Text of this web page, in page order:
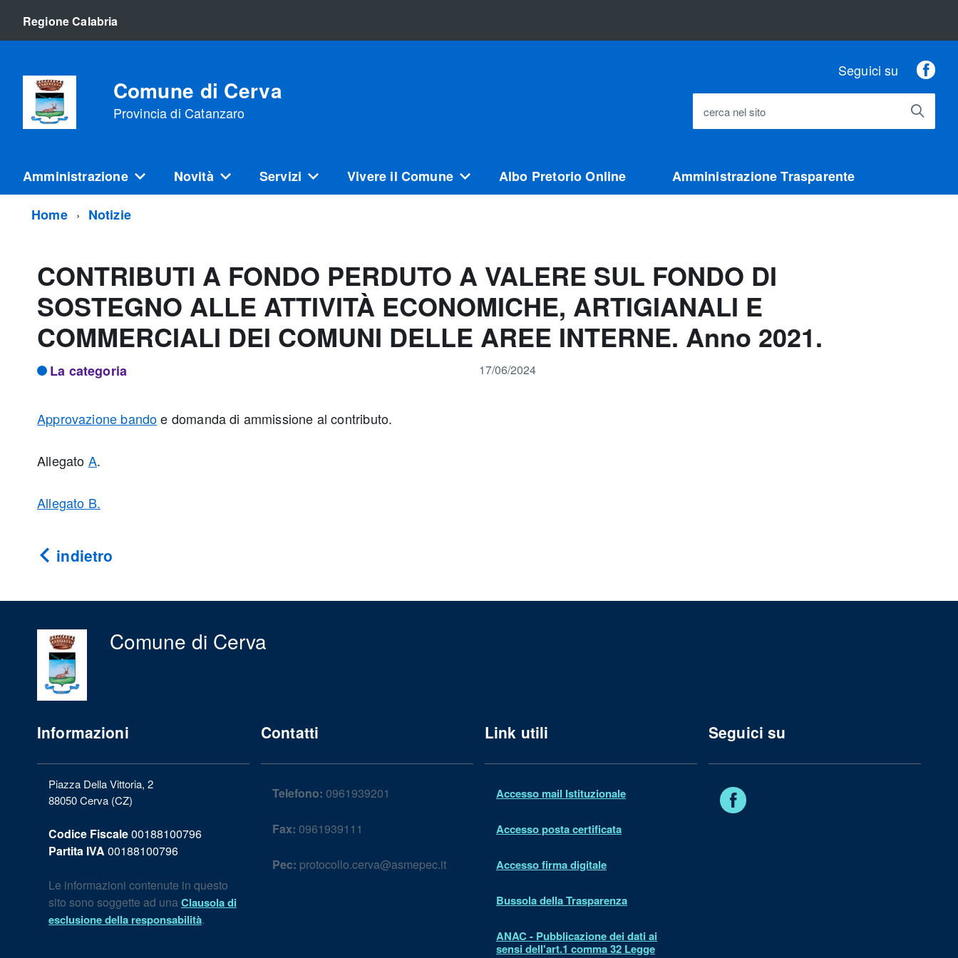
Regione Calabria
Comune di Cerva
Provincia di Catanzaro
Seguici su
cerca nel sito
Amministrazione Novità Servizi Vivere il Comune Albo Pretorio Online Amministrazione Trasparente
Home Notizie
CONTRIBUTI A FONDO PERDUTO A VALERE SUL FONDO DI
SOSTEGNO ALLE ATTIVITÀ ECONOMICHE, ARTIGIANALI E
COMMERCIALI DEI COMUNI DELLE AREE INTERNE. Anno 2021.
La categoria 17/06/2024
Approvazione bandoe domanda di ammissione al contributo.
Allegato A.
Allegato B.
indietro
Comune di Cerva
Informazioni
Piazza Della Vittoria, 2
88050 Cerva (CZ)
Codice Fiscale00188100796
Partita IVA 00188100796
Le informazioni contenute in questo
sito sono soggette ad unaClausola di
esclusione della responsabilità.
Contatti
Telefono: 0961939201
Fax: 0961939111
Pec: protocollo.cerva@asmepec.it
Link utili
Accesso mail Istituzionale
Accesso posta certificata
Accesso firma digitale
Bussola della Trasparenza
ANAC - Pubblicazione dei dati ai
sensi dell'art.1 comma 32 Legge
Seguici su